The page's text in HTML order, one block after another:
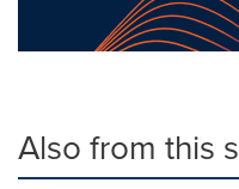
Also from this